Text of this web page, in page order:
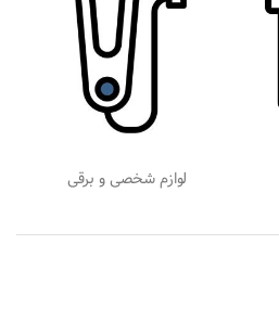
لوازم شخصی و برقی